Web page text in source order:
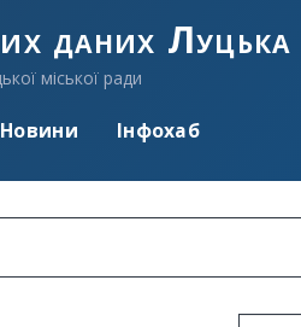
даних Луцька
міської ради
Інфохаб